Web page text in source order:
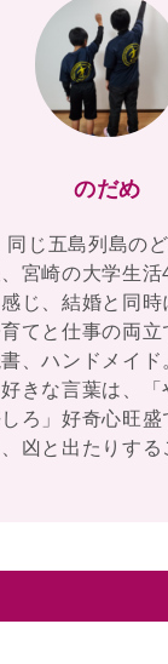
のだめ
同じ五島列島の
宮崎の大学生
じ、結婚と同
てと仕事の両
、ハンドメイ
きな言葉は、「
ろ」好奇心旺
凶と出たりする